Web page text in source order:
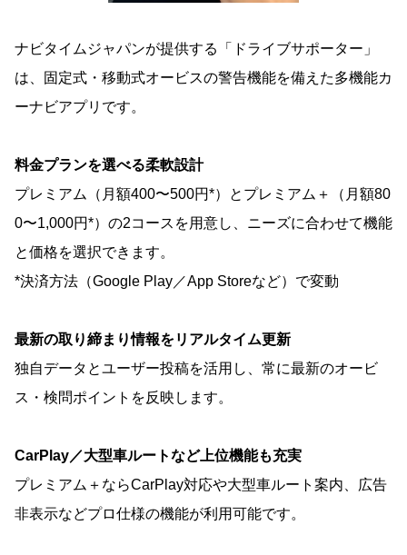
ナビタイムジャパンが提供する「ドライブサポーター」
は、固定式・移動式オービスの警告機能を備えた多機能カ
ーナビアプリです。
料金プランを選べる柔軟設計
プレミアム（月額400〜500円*）とプレミアム＋（月額80
0〜1,000円*）の2コースを用意し、ニーズに合わせて機能
と価格を選択できます。
*決済方法（Google Play／App Storeなど）で変動
最新の取り締まり情報をリアルタイム更新
独自データとユーザー投稿を活用し、常に最新のオービ
ス・検問ポイントを反映します。
CarPlay／大型車ルートなど上位機能も充実
プレミアム＋ならCarPlay対応や大型車ルート案内、広告
非表示などプロ仕様の機能が利用可能です。